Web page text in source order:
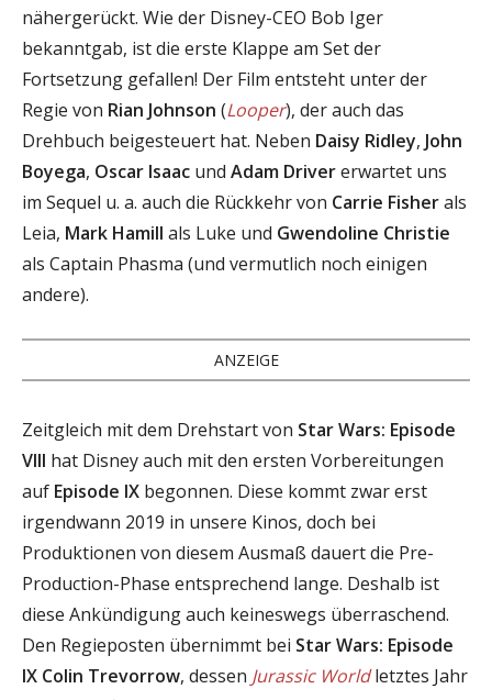
nähergerückt. Wie der Disney-CEO Bob Iger
bekanntgab, ist die erste Klappe am Set der
Fortsetzung gefallen! Der Film entsteht unter der
Regie von Rian Johnson (Looper), der auch das
Drehbuch beigesteuert hat. Neben Daisy Ridley, John
Boyega, Oscar Isaac und Adam Drivererwartet uns
im Sequel u. a. auch die Rückkehr von Carrie Fisherals
Leia, Mark Hamill als Luke und Gwendoline Christie
als Captain Phasma (und vermutlich noch einigen
andere).
ANZEIGE
Zeitgleich mit dem Drehstart von Star Wars: Episode
VIII hat Disney auch mit den ersten Vorbereitungen
auf Episode IX begonnen. Diese kommt zwar erst
irgendwann 2019 in unsere Kinos, doch bei
Produktionen von diesem Ausmaß dauert die Pre-
Production-Phase entsprechend lange. Deshalb ist
diese Ankündigung auch keineswegs überraschend.
Den Regieposten übernimmt bei Star Wars: Episode
IX Colin Trevorrow, dessen Jurassic Worldletztes Jahr